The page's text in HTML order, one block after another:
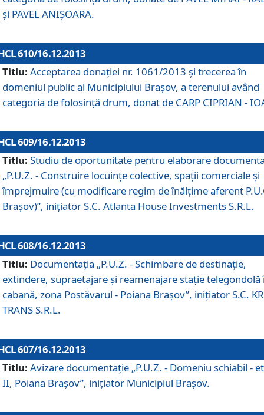
şi PAVEL ANIŞOARA.
610/16.12.2013
Titlu: Acceptarea donaţiei nr. 1061/2013 şi trecerea în
domeniul public al Municipiului Braşov, a terenului având
categoria de folosinţă drum, donat de CARP CIPRIAN -
609/16.12.2013
Titlu: Studiu de oportunitate pentru elaborare
„P.U.Z. - Construire locuinţe colective, spaţii comerciale şi
împrejmuire (cu modificare regim de înălţime aferent
Braşov)”, iniţiator S.C. Atlanta House Investments S.R.L.
608/16.12.2013
Titlu: Documentaţia „P.U.Z. - Schimbare de destinaţie,
extindere, supraetajare şi reamenajare staţie telegondolă
cabană, zona Postăvarul - Poiana Braşov”, iniţiator S.C.
TRANS S.R.L.
607/16.12.2013
Titlu: Avizare documentaţie „P.U.Z. - Domeniu schiabil -
II, Poiana Braşov”, iniţiator Municipiul Braşov.